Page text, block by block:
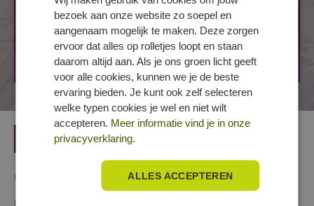
MBO-4 4 jaar
Ambacht, laboratorium en gezondheidstechniek
Gezondheidstechniek» Tandtechniek
Tandtechnicus Kroon- en Brugwerk
MBO-4
4 jaar BBL, BOL
UTRECHT, St.-Laurensdreef
bezoek aan onze website zo soepel en
aangenaam mogelijk te maken. Deze zorgen
ervoor dat alles op rolletjes loopt en staan
daarom altijd aan. Als je ons groen licht geeft
voor alle cookies, kunnen we je de beste
ervaring bieden. Je kunt ook zelf selecteren
welke typen cookies je wel en niet wilt
accepteren. Meer informatie vind je in onze
privacyverklaring.
ALLES ACCEPTEREN